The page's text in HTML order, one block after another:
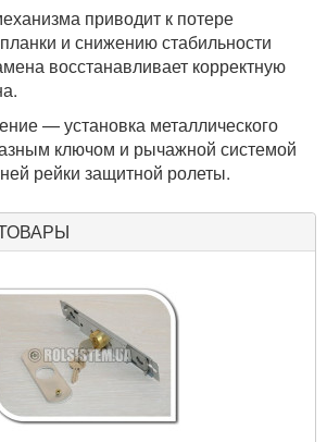
приводит к потере
и снижению стабильности
восстанавливает корректную
— установка металлического
ключом и рычажной системой
рейки защитной ролеты.